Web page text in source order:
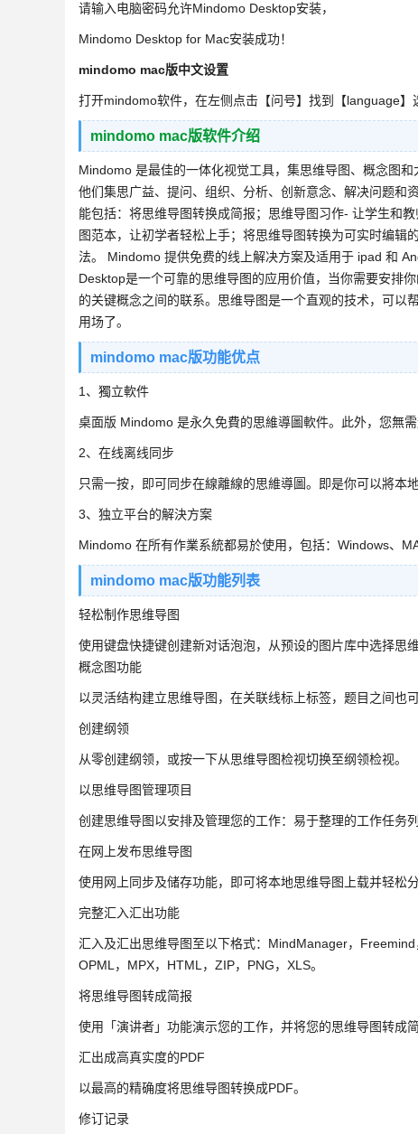
请输入电脑密码允许Mindomo Desktop安装，
Mindomo Desktop for Mac安装成功！
mindomo mac版中文设置
打开mindomo软件，在左侧点击【问号】找到【language】
mindomo mac版软件介绍
Mindomo 是最佳的一体化视觉工具，集思维导图、概念图
他们集思广益、提问、组织、分析、创新意念、解决问题
能包括：将思维导图转换成简报；思维导图习作- 让学生和
图范本，让初学者轻松上手；将思维导图转换为可实时编
法。 Mindomo 提供免费的线上解决方案及适用于 ipad 和
Desktop是一个可靠的思维导图的应用价值，当你需要安排
的关键概念之间的联系。思维导图是一个直观的技术，可
用场了。
mindomo mac版功能优点
1、獨立軟件
桌面版 Mindomo 是永久免費的思維導圖軟件。此外，您無
2、在线离线同步
只需一按，即可同步在線離線的思維導圖。即是你可以將本
3、独立平台的解決方案
Mindomo 在所有作業系統都易於使用，包括：Windows、
mindomo mac版功能列表
轻松制作思维导图
使用键盘快捷键创建新对话泡泡，从预设的图片库中选择思
概念图功能
以灵活结构建立思维导图，在关联线标上标签，题目之间也
创建纲领
从零创建纲领，或按一下从思维导图检视切换至纲领检视。
以思维导图管理项目
创建思维导图以安排及管理您的工作：易于整理的工作任务
在网上发布思维导图
使用网上同步及储存功能，即可将本地思维导图上载并轻松分
完整汇入汇出功能
汇入及汇出思维导图至以下格式：MindManager，
OPML，MPX，HTML，ZIP，PNG，XLS。
将思维导图转成简报
使用「演讲者」功能演示您的工作，并将您的思维导图转成简
汇出成高真实度的PDF
以最高的精确度将思维导图转换成PDF。
修订记录